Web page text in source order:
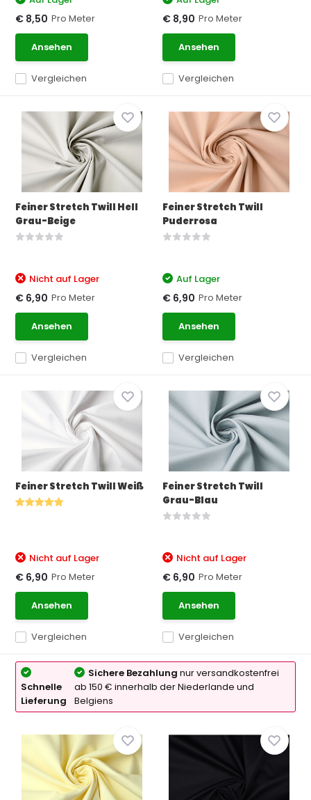
Vergleichen
€ 8,50 Pro Meter
Ansehen
Vergleichen
€ 8,90 Pro Meter
Ansehen
Feiner Stretch Twill Hell
Grau-Beige
Vergleichen
Nicht auf Lager
€ 6,90 Pro Meter
Ansehen
Feiner Stretch Twill
Puderrosa
Vergleichen
Auf Lager
€ 6,90 Pro Meter
Ansehen
Feiner Stretch Twill Weiß
Vergleichen
Nicht auf Lager
€ 6,90 Pro Meter
Ansehen
Feiner Stretch Twill
Grau-Blau
Vergleichen
Nicht auf Lager
€ 6,90 Pro Meter
Ansehen
Schnelle
Lieferung
Sichere Bezahlung nur versandkostenfrei
ab 150 € innerhalb der Niederlande und
Belgiens